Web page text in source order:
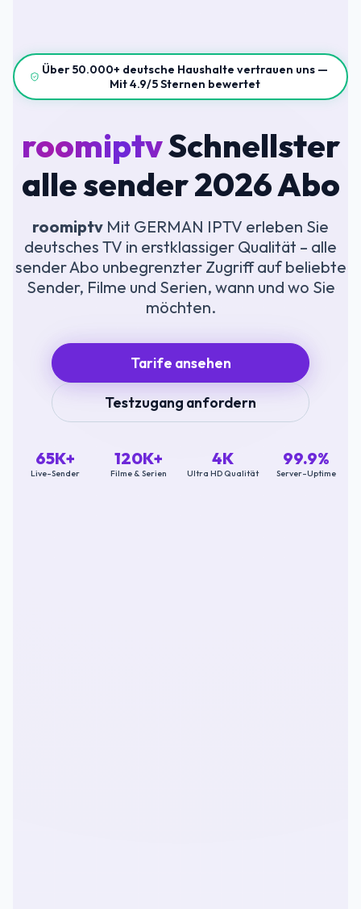
Über 50.000+ deutsche Haushalte vertrauen uns —
Mit 4.9/5 Sternen bewertet
roomiptvSchnellster
alle sender 2026 Abo
roomiptv Mit GERMAN IPTV erleben Sie
deutsches TV in erstklassiger Qualität – alle
sender Abo unbegrenzter Zugriff auf beliebte
Sender, Filme und Serien, wann und wo Sie
möchten.
Tarife ansehen
Testzugang anfordern
65K+
Live-Sender
120K+
Filme & Serien
4K
Ultra HD Qualität
99.9%
Server-Uptime